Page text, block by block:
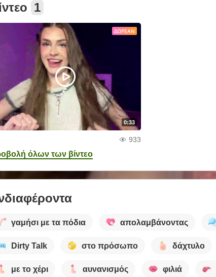
1
ΔΩΡΕΆΝ
0:33
933
όλων των βίντεο
γαμήσι με τα πόδια απολαμβάνοντας
Dirty Talk στο πρόσωπο δάχτυλο
με το χέρι αυνανισμός φιλιά